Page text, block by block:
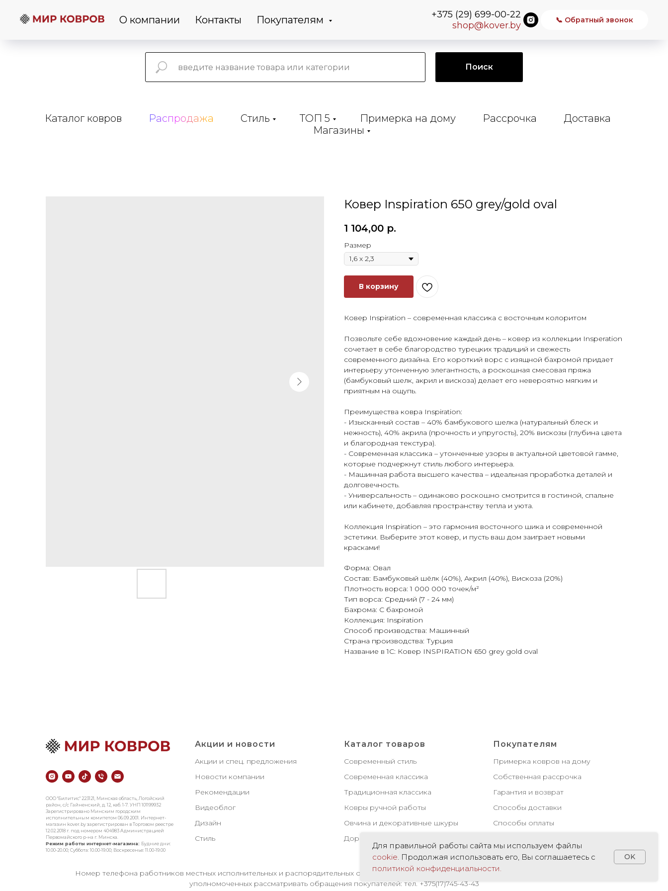
О компании Контакты Покупателям
+375 (29) 699-00-22
shop@kover.by
📞 Обратный звонок
Поиск
Каталог ковров Распродажа Стиль ТОП 5 Примерка на дому Рассрочка
Доставка
Магазины
Ковер Inspiration 650 grey/gold oval
1 104,00 р.
Размер
В корзину
Ковер Inspiration – современная классика с восточным колоритом
Позвольте себе вдохновение каждый день – ковер из коллекции Insperation
сочетает в себе благородство турецких традиций и свежесть
современного дизайна. Его короткий ворс с изящной бахромой придает
интерьеру утонченную элегантность, а роскошная смесовая пряжа
(бамбуковый шелк, акрил и вискоза) делает его невероятно мягким и
приятным на ощупь.
Преимущества ковра Inspiration:
- Изысканный состав – 40% бамбукового шелка (натуральный блеск и
нежность), 40% акрила (прочность и упругость), 20% вискозы (глубина цвета
и благородная текстура).
- Современная классика – утонченные узоры в актуальной цветовой гамме,
которые подчеркнут стиль любого интерьера.
- Машинная работа высшего качества – идеальная проработка деталей и
долговечность.
- Универсальность – одинаково роскошно смотрится в гостиной, спальне
или кабинете, добавляя пространству тепла и уюта.
Коллекция Inspiration – это гармония восточного шика и современной
эстетики. Выберите этот ковер, и пусть ваш дом заиграет новыми
красками!
Форма: Овал
Состав: Бамбуковый шёлк (40%), Акрил (40%), Вискоза (20%)
Плотность ворса: 1 000 000 точек/м²
Тип ворса: Средний (7 - 24 мм)
Бахрома: С бахромой
Коллекция: Inspiration
Способ производства: Машинный
Страна производства: Турция
Название в 1С: Ковер INSPIRATION 650 grey gold oval
Для правильной работы сайта мы используем файлы
cookie. Продолжая использовать его, Вы соглашаетесь с
политикой конфиденциальности.
OK
ООО "Билитис" 223121, Минская область, Логойский
район, с/с Гайненский, д. 12, каб. 1-7. УНП 101199932
Зарегистрировано Минским городским
исполнительным комитетом 06.09.2001. Интернет-
магазин kover.by зарегиcтрирован в Торговом реестре
12.02.2018 г. под номером 404983 Администрацией
Первомайского р-на г. Минска.
Режим работы интернет-магазина: Будние дни:
10.00-20.00; Суббота: 10.00-19.00; Воскресенье: 11.00-19.00
Акции и новости
Акции и спец. предложения
Новости компании
Рекомендации
Видеоблог
Дизайн
Стиль
Каталог товаров
Современный стиль
Современная классика
Традиционная классика
Ковры ручной работы
Овчина и декоративные шкуры
Дорожки и ковровые покрытия
Покупателям
Примерка ковров на дому
Собственная рассрочка
Гарантия и возврат
Способы доставки
Способы оплаты
Номер телефона работников местных исполнительных и распорядительных органов по месту государственной регистрации ООО "Билитис",
уполномоченных рассматривать обращения покупателей: тел. +375(17)745-43-43